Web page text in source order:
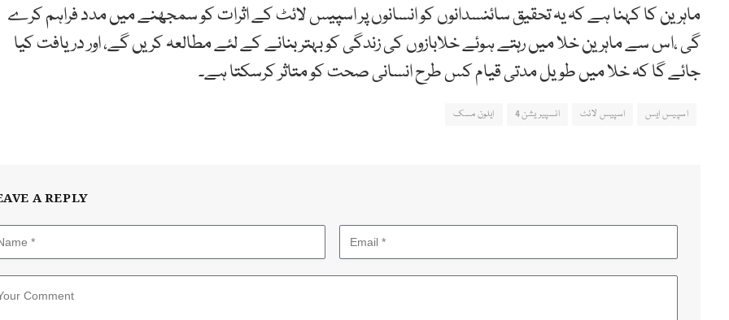
ماہرین کا کہنا ہے کہ یہ تحقیق سائنسدانوں کو انسانوں پر اسپیس لائٹ کے اثرات کو سمجھنے میں مدد فراہم کرے
گی ،اس سے ماہرین خلا میں رہتے ہوئے خلابازوں کی زندگی کو بہتر بنانے کے لئے مطالعہ کریں گے، اور دریافت کیا
جائے گا کہ خلا میں طویل مدتی قیام کس طرح انسانی صحت کو متاثر کرسکتا ہے۔
اسپیس ایس اسپیس لائٹ انسپیریشن 4 ایلون مسک
A REPLY